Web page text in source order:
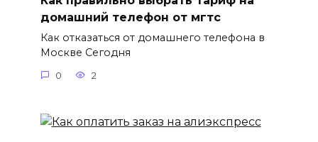
домашний телефон от мгтс
Как отказаться от домашнего телефона в
Москве Сегодня
0 2